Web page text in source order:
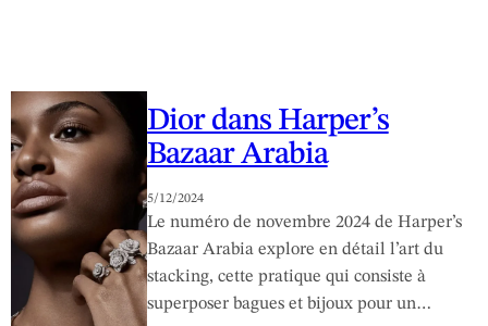
Dior dans Harper’s
Bazaar Arabia
5/12/2024
Le numéro de novembre 2024 de Harper’s
Bazaar Arabia explore en détail l’art du
stacking, cette pratique qui consiste à
superposer bagues et bijoux pour un…